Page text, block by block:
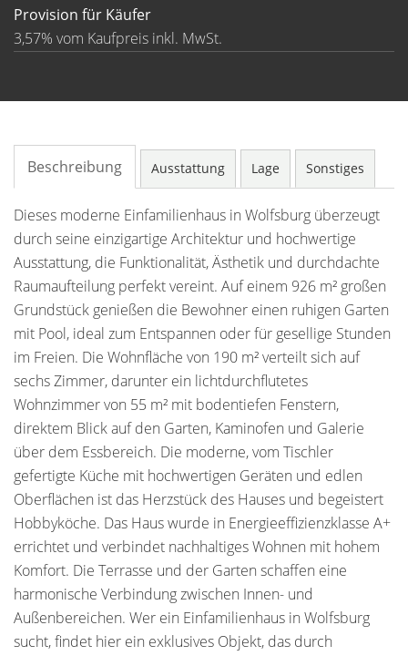
Provision für Käufer
3,57% vom Kaufpreis inkl. MwSt.
Beschreibung Ausstattung Lage Sonstiges
Dieses moderne Einfamilienhaus in Wolfsburg überzeugt
durch seine einzigartige Architektur und hochwertige
Ausstattung, die Funktionalität, Ästhetik und durchdachte
Raumaufteilung perfekt vereint. Auf einem 926 m² großen
Grundstück genießen die Bewohner einen ruhigen Garten
mit Pool, ideal zum Entspannen oder für gesellige Stunden
im Freien. Die Wohnfläche von 190 m² verteilt sich auf
sechs Zimmer, darunter ein lichtdurchflutetes
Wohnzimmer von 55 m² mit bodentiefen Fenstern,
direktem Blick auf den Garten, Kaminofen und Galerie
über dem Essbereich. Die moderne, vom Tischler
gefertigte Küche mit hochwertigen Geräten und edlen
Oberflächen ist das Herzstück des Hauses und begeistert
Hobbyköche. Das Haus wurde in Energieeffizienzklasse A+
errichtet und verbindet nachhaltiges Wohnen mit hohem
Komfort. Die Terrasse und der Garten schaffen eine
harmonische Verbindung zwischen Innen- und
Außenbereichen. Wer ein Einfamilienhaus in Wolfsburg
sucht, findet hier ein exklusives Objekt, das durch